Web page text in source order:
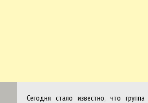
Сегодня стало известно, что группа